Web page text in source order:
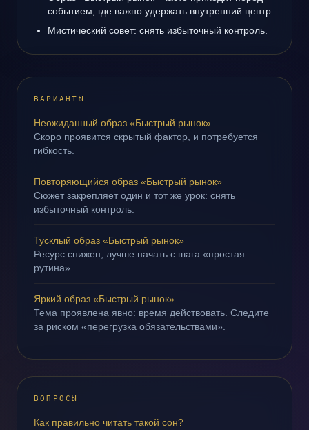
событием, где важно удержать внутренний центр.
Мистический совет: снять избыточный контроль.
ВАРИАНТЫ
Неожиданный образ «Быстрый рынок»
Скоро проявится скрытый фактор, и потребуется
гибкость.
Повторяющийся образ «Быстрый рынок»
Сюжет закрепляет один и тот же урок: снять
избыточный контроль.
Тусклый образ «Быстрый рынок»
Ресурс снижен; лучше начать с шага «простая
рутина».
Яркий образ «Быстрый рынок»
Тема проявлена явно: время действовать. Следите
за риском «перегрузка обязательствами».
ВОПРОСЫ
Как правильно читать такой сон?